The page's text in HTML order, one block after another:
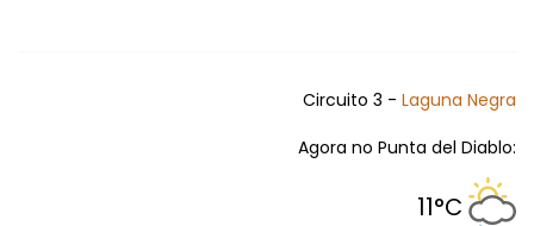
Circuito 3 - Laguna Negra
Agora no Punta del Diablo:
11°C